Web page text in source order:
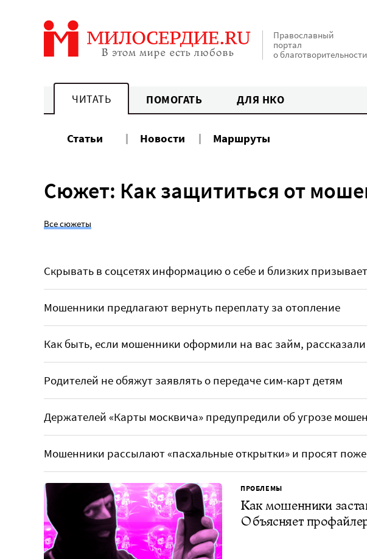
Православный
портал
о благотворительности
ЧИТАТЬ ПОМОГАТЬ ДЛЯ НКО
Статьи Новости Маршруты
Сюжет: Как защититься от
Все сюжеты
Скрывать в соцсетях информацию о себе и близких
Мошенники предлагают вернуть переплату за отопление
Как быть, если мошенники оформили на вас займ,
Родителей не обяжут заявлять о передаче сим-карт детям
Держателей «Карты москвича» предупредили об угрозе
Мошенники рассылают «пасхальные открытки» и просят
ПРОБЛЕМЫ
Как мошенники
Объясняет